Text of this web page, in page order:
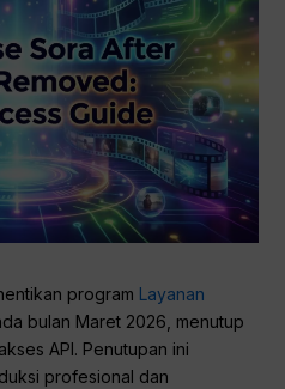
program Layanan
bulan Maret 2026, menutup
API. Penutupan ini
profesional dan